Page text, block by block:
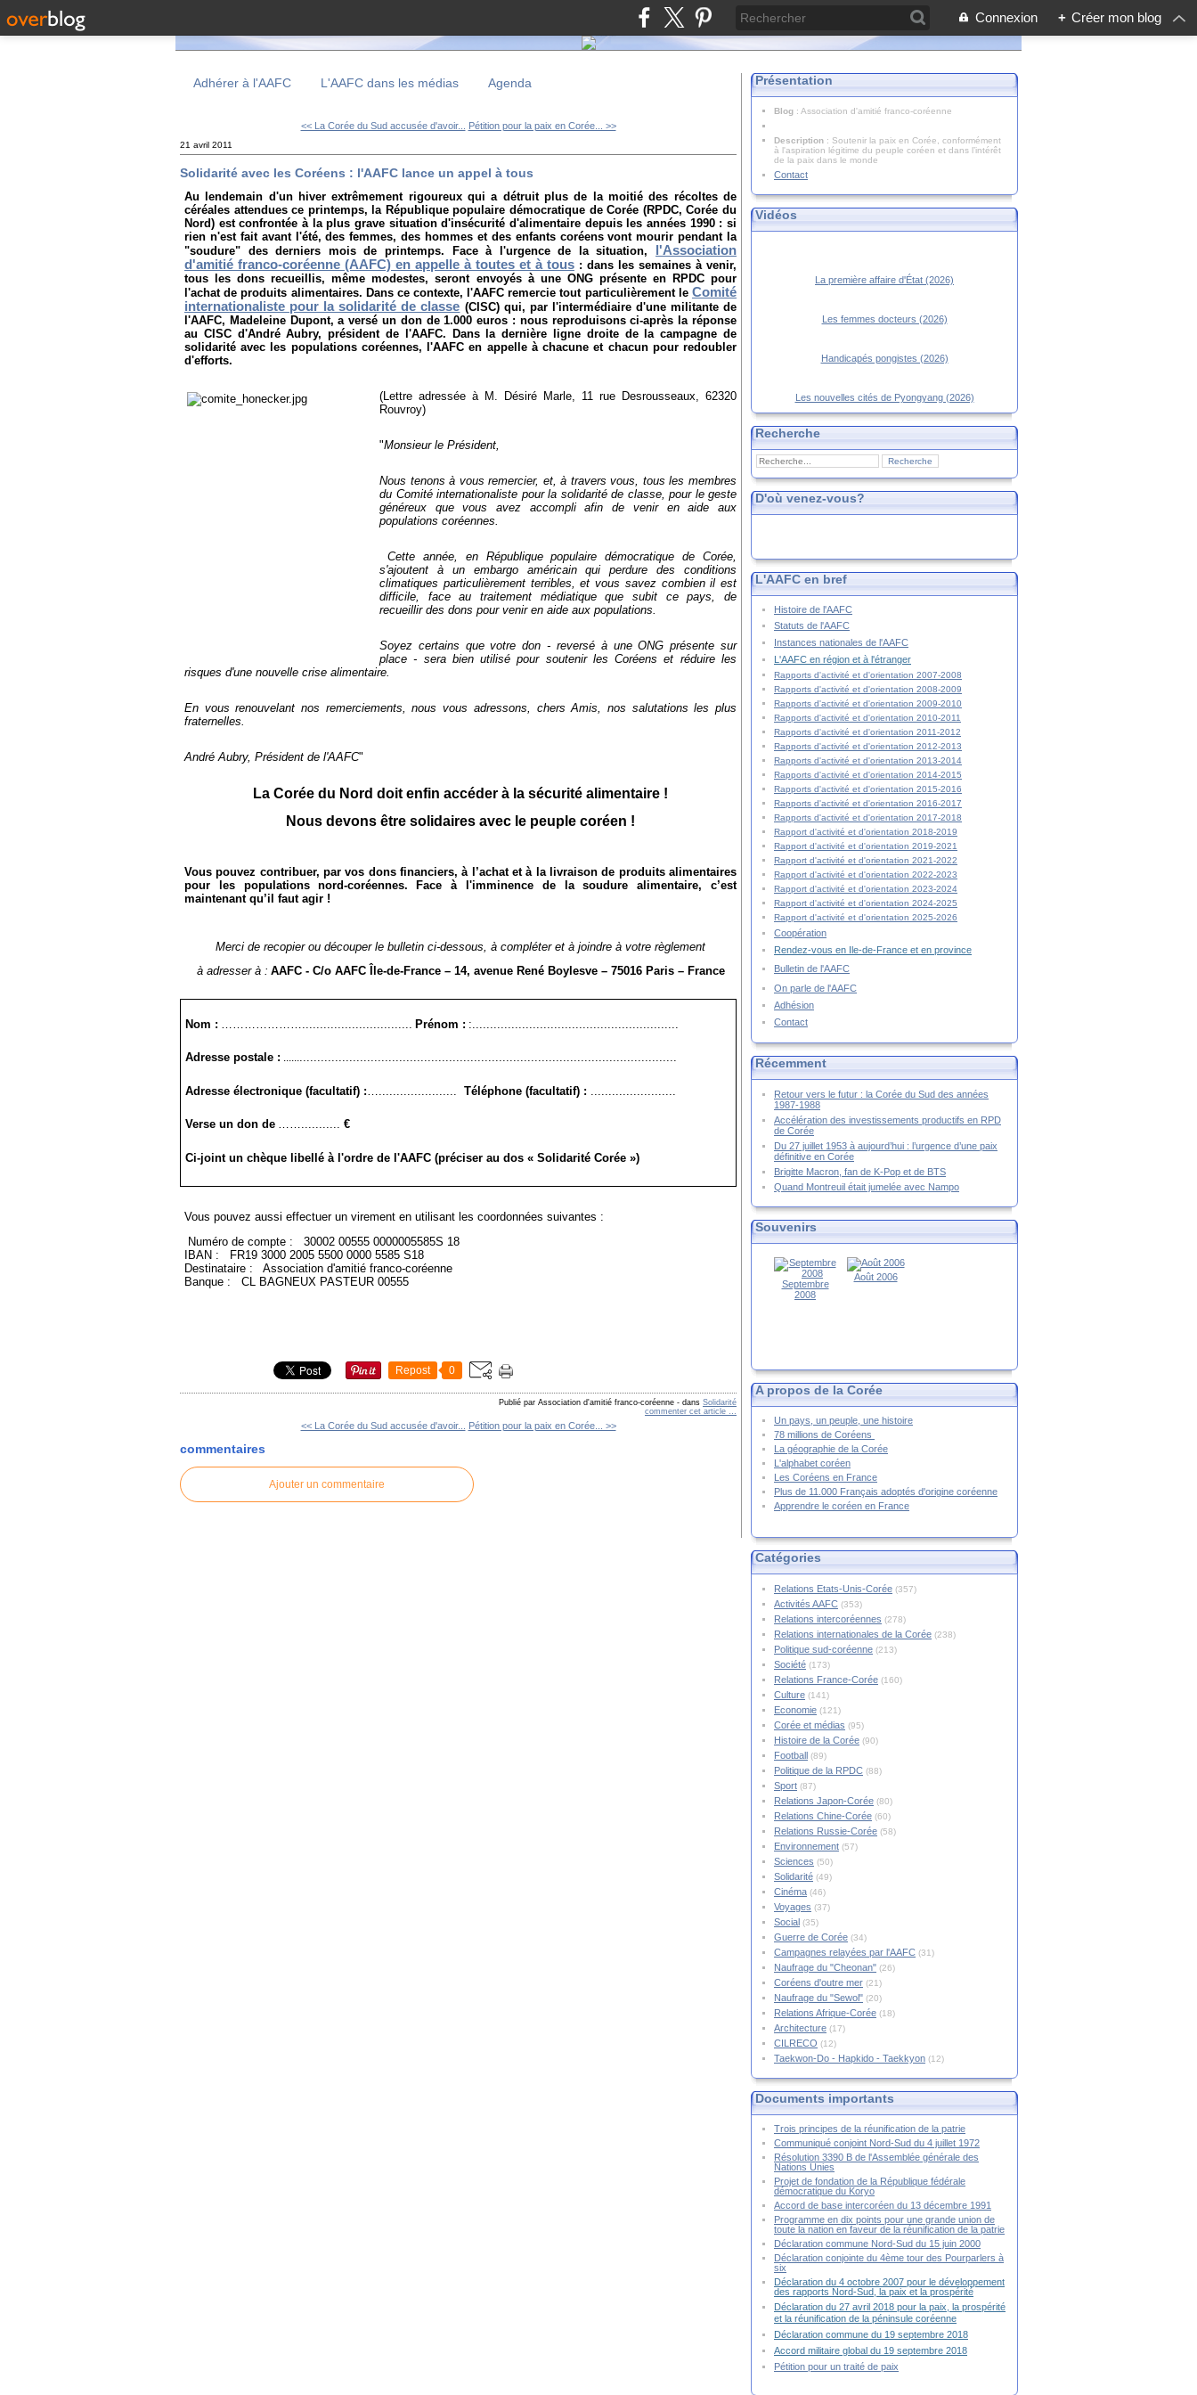
Connexion + Créer mon blog
Adhérer à l'AAFC L'AAFC dans les médias Agenda
<< La Corée du Sud accusée d'avoir... Pétition pour la paix en Corée... >>
21 avril 2011
Solidarité avec les Coréens : l'AAFC lance un appel à tous
Au lendemain d'un hiver extrêmement rigoureux qui a détruit plus de la moitié des récoltes de
céréales attendues ce printemps, la République populaire démocratique de Corée (RPDC, Corée du
Nord) est confrontée à la plus grave situation d'insécurité d'alimentaire depuis les années 1990 : si
rien n'est fait avant l'été, des femmes, des hommes et des enfants coréens vont mourir pendant la
"soudure" des derniers mois de printemps. Face à l'urgence de la situation,
l'Association
d'amitié franco-coréenne (AAFC) en appelle à toutes et à tous : dans les semaines à venir,
tous les dons recueillis, même modestes, seront envoyés à une ONG présente en RPDC pour
l'achat de produits alimentaires. Dans ce contexte, l'AAFC remercie tout particulièrement le Comité
internationaliste pour la solidarité de classe (CISC) qui, par l'intermédiaire d'une militante de
l'AAFC, Madeleine Dupont, a versé un don de 1.000 euros : nous reproduisons ci-après la réponse
au CISC d'André Aubry, président de l'AAFC. Dans la dernière ligne droite de la campagne de
solidarité avec les populations coréennes, l'AAFC en appelle à chacune et chacun pour redoubler
d'efforts.
(Lettre adressée à M. Désiré Marle, 11 rue Desrousseaux, 62320
Rouvroy)
"Monsieur le Président,
Nous tenons à vous remercier, et, à travers vous, tous les membres
du Comité internationaliste pour la solidarité de classe, pour le geste
généreux que vous avez accompli afin de venir en aide aux
populations coréennes.
Cette année, en République populaire démocratique de Corée,
s'ajoutent à un embargo américain qui perdure des conditions
climatiques particulièrement terribles, et vous savez combien il est
difficile, face au traitement médiatique que subit ce pays, de
recueillir des dons pour venir en aide aux populations.
Soyez certains que votre don - reversé à une ONG présente sur
place - sera bien utilisé pour soutenir les Coréens et réduire les
risques d'une nouvelle crise alimentaire.
En vous renouvelant nos remerciements, nous vous adressons, chers Amis, nos salutations les plus
fraternelles.
André Aubry, Président de l'AAFC"
La Corée du Nord doit enfin accéder à la sécurité alimentaire !
Nous devons être solidaires avec le peuple coréen !
Vous pouvez contribuer, par vos dons financiers, à l’achat et à la livraison de produits alimentaires
pour les populations nord-coréennes.
Face à l'imminence de la soudure alimentaire, c’est
maintenant qu’il faut agir !
Merci de recopier ou découper le bulletin ci-dessous, à compléter et à joindre à votre règlement
à adresser à : AAFC - C/o AAFC Île-de-France – 14, avenue René Boylesve – 75016 Paris – France
Nom : Prénom : :..........................................................
Adresse postale : ................................................................................................................
Adresse électronique (facultatif) : Téléphone (facultatif) :
Verse un don de ……...........€
Ci-joint un chèque libellé à l'ordre de l'AAFC (préciser au dos « Solidarité Corée »)
Vous pouvez aussi effectuer un virement en uti lisant les coordonnées suivantes :
Numéro de compte :
30002 00555 0000005585S 18
IBAN :
FR19 3000 2005 5500 0000 5585 S18
Destinataire :
Association d'amitié franco-coréenne
Banque :
CL BAGNEUX PASTEUR 00555
Repost 0
Publié par Association d'amitié franco-coréenne - dans Solidarité
commenter cet article …
<< La Corée du Sud accusée d'avoir... Pétition pour la paix en Corée... >>
commentaires
Ajouter un commentaire
Présentation
Blog : Association d'amitié franco-coréenne
Description : Soutenir la paix en Corée, conformément
à l'aspiration légitime du peuple coréen et dans l’intérêt
de la paix dans le monde
Contact
Vidéos
La première affaire d'État (2026)
Les femmes docteurs (2026)
Handicapés pongistes (2026)
Les nouvelles cités de Pyongyang (2026)
Recherche
D'où venez-vous?
L'AAFC en bref
Histoire de l'AAFC
Statuts de l'AAFC
Instances nationales de l'AAFC
L'AAFC en région et à l'étranger
Rapports d'activité et d'orientation 2007-2008
Rapports d'activité et d'orientation 2008-2009
Rapports d'activité et d'orientation 2009-2010
Rapports d'activité et d'orientation 2010-2011
Rapports d'activité et d'orientation 2011-2012
Rapports d'activité et d'orientation 2012-2013
Rapports d'activité et d'orientation 2013-2014
Rapports d'activité et d'orientation 2014-2015
Rapports d'activité et d'orientation 2015-2016
Rapports d'activité et d'orientation 2016-2017
Rapports d'activité et d'orientation 2017-2018
Rapport d'activité et d'orientation 2018-2019
Rapport d'activité et d'orientation 2019-2021
Rapport d'activité et d'orientation 2021-2022
Rapport d'activité et d'orientation 2022-2023
Rapport d'activité et d'orientation 2023-2024
Rapport d'activité et d'orientation 2024-2025
Rapport d'activité et d'orientation 2025-2026
Coopération
Rendez-vous en Ile-de-France et en province
Bulletin de l'AAFC
On parle de l'AAFC
Adhésion
Contact
Récemment
Retour vers le futur : la Corée du Sud des années
1987-1988
Accélération des investissements productifs en RPD
de Corée
Du 27 juillet 1953 à aujourd’hui : l’urgence d’une paix
définitive en Corée
Brigitte Macron, fan de K-Pop et de BTS
Quand Montreuil était jumelée avec Nampo
Souvenirs
Septembre
2008
Août 2006
A propos de la Corée
Un pays, un peuple, une histoire
78 millions de Coréens
La géographie de la Corée
L'alphabet coréen
Les Coréens en France
Plus de 11.000 Français adoptés d'origine coréenne
Apprendre le coréen en France
Catégories
Relations Etats-Unis-Corée (357)
Activités AAFC (353)
Relations intercoréennes (278)
Relations internationales de la Corée (238)
Politique sud-coréenne (213)
Société (173)
Relations France-Corée (160)
Culture (141)
Economie (121)
Corée et médias (95)
Histoire de la Corée (90)
Football (89)
Politique de la RPDC (88)
Sport (87)
Relations Japon-Corée (80)
Relations Chine-Corée (60)
Relations Russie-Corée (58)
Environnement (57)
Sciences (50)
Solidarité (49)
Cinéma (46)
Voyages (37)
Social (35)
Guerre de Corée (34)
Campagnes relayées par l'AAFC (31)
Naufrage du "Cheonan" (26)
Coréens d'outre mer (21)
Naufrage du "Sewol" (20)
Relations Afrique-Corée (18)
Architecture (17)
CILRECO (12)
Taekwon-Do - Hapkido - Taekkyon (12)
Documents importants
Trois principes de la réunification de la patrie
Communiqué conjoint Nord-Sud du 4 juillet 1972
Résolution 3390 B de l'Assemblée générale des
Nations Unies
Projet de fondation de la République fédérale
démocratique du Koryo
Accord de base intercoréen du 13 décembre 1991
Programme en dix points pour une grande union de
toute la nation en faveur de la réunification de la patrie
Déclaration commune Nord-Sud du 15 juin 2000
Déclaration conjointe du 4ème tour des Pourparlers à
six
Déclaration du 4 octobre 2007 pour le développement
des rapports Nord-Sud, la paix et la prospérité
Déclaration du 27 avril 2018 pour la paix, la prospérité
et la réunification de la péninsule coréenne
Déclaration commune du 19 septembre 2018
Accord militaire global du 19 septembre 2018
Pétition pour un traité de paix